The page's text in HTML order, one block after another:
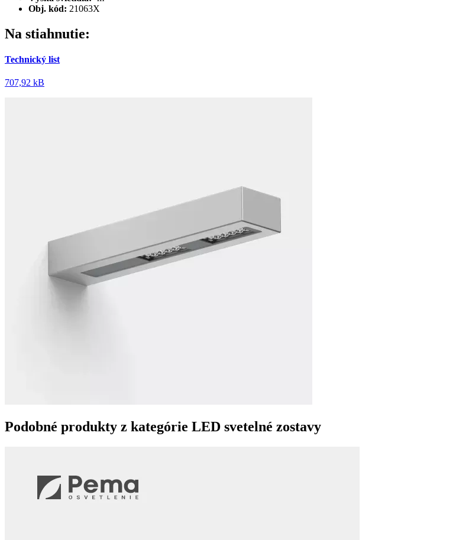
Obj. kód: 21063X
Na stiahnutie:
Technický list
707,92 kB
Podobné produkty z kategórie LED svetelné zostavy